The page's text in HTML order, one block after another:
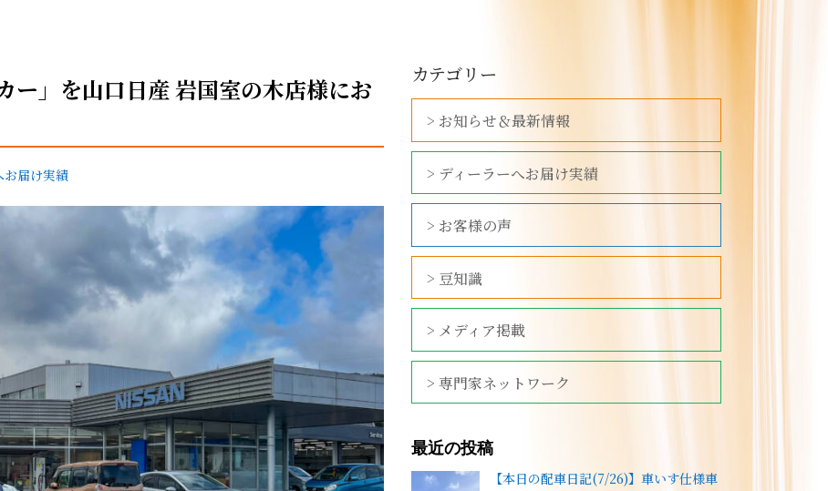
ー」を山口日産 岩国室の木店様にお
お届け実績
カテゴリー
> お知らせ＆最新情報
> ディーラーへお届け実績
> お客様の声
> 豆知識
> メディア掲載
> 専門家ネットワーク
最近の投稿
【本日の配車日記(7/26)】車いす仕様車